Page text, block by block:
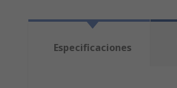
Especificaciones